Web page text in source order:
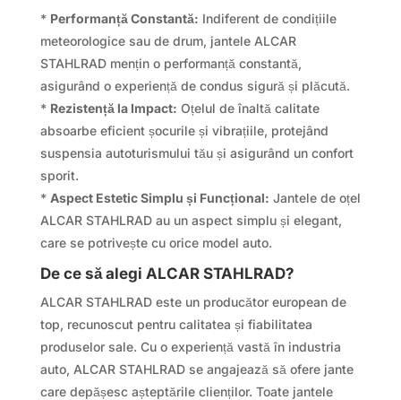
* Performanță Constantă: Indiferent de condițiile
meteorologice sau de drum, jantele ALCAR
STAHLRAD mențin o performanță constantă,
asigurând o experiență de condus sigură și plăcută.
* Rezistență la Impact: Oțelul de înaltă calitate
absoarbe eficient șocurile și vibrațiile, protejând
suspensia autoturismului tău și asigurând un confort
sporit.
* Aspect Estetic Simplu și Funcțional: Jantele de oțel
ALCAR STAHLRAD au un aspect simplu și elegant,
care se potrivește cu orice model auto.
De ce să alegi ALCAR STAHLRAD?
ALCAR STAHLRAD este un producător european de
top, recunoscut pentru calitatea și fiabilitatea
produselor sale. Cu o experiență vastă în industria
auto, ALCAR STAHLRAD se angajează să ofere jante
care depășesc așteptările clienților. Toate jantele